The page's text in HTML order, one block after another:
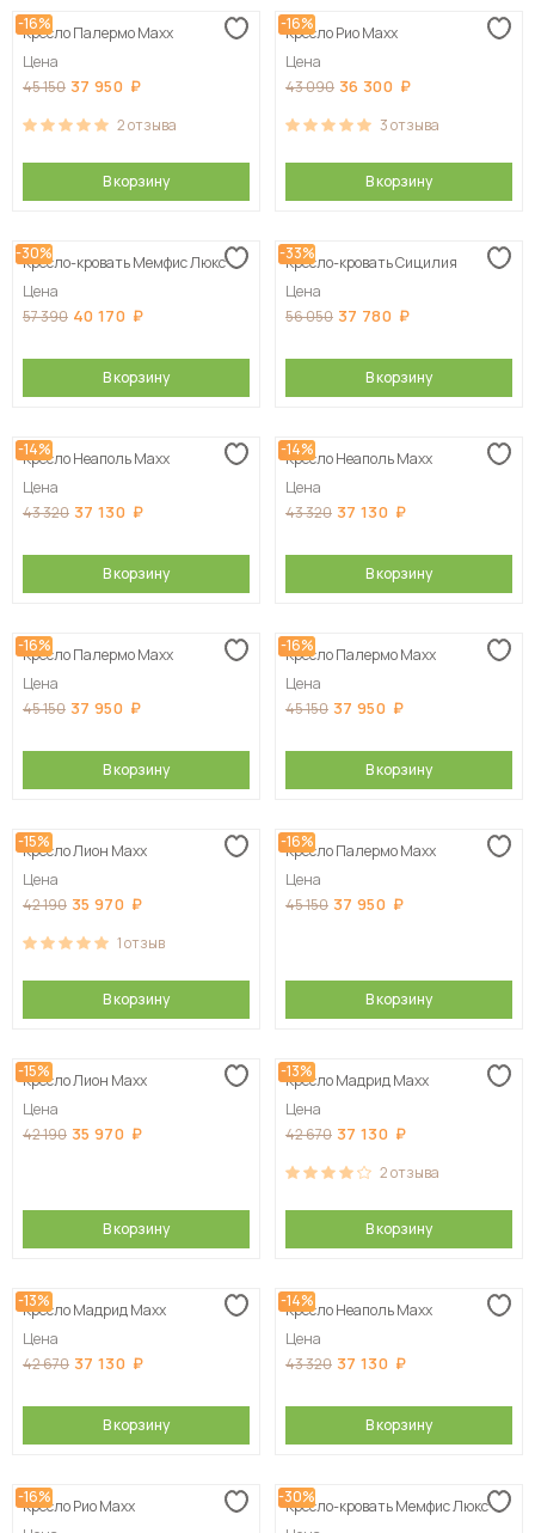
-16%
Кресло Палермо Maxx
Цена
45 150 37 950
2отзыва
В корзину
-16%
Кресло Рио Maxx
Цена
43 090 36 300
3отзыва
В корзину
-30%
Кресло-кровать Мемфис Люкс
Цена
57 390 40 170
В корзину
-33%
Кресло-кровать Сицилия
Цена
56 050 37 780
В корзину
-14%
Кресло Неаполь Maxx
Цена
43 320 37 130
В корзину
-14%
Кресло Неаполь Maxx
Цена
43 320 37 130
В корзину
-16%
Кресло Палермо Maxx
Цена
45 150 37 950
В корзину
-16%
Кресло Палермо Maxx
Цена
45 150 37 950
В корзину
-15%
Кресло Лион Maxx
Цена
42 190 35 970
1отзыв
В корзину
-16%
Кресло Палермо Maxx
Цена
45 150 37 950
В корзину
-15%
Кресло Лион Maxx
Цена
42 190 35 970
В корзину
-13%
Кресло Мадрид Maxx
Цена
42 670 37 130
2отзыва
В корзину
-13%
Кресло Мадрид Maxx
Цена
42 670 37 130
В корзину
-14%
Кресло Неаполь Maxx
Цена
43 320 37 130
В корзину
-16%
Кресло Рио Maxx
-30%
Кресло-кровать Мемфис Люкс